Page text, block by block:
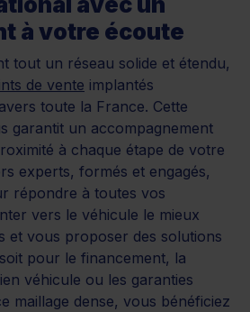
à votre écoute
tout un réseau solide et étendu,
de vente implantés
toute la France. Cette
garantit un accompagnement
à chaque étape de votre
experts, formés et engagés,
répondre à toutes vos
vers le véhicule le mieux
et vous proposer des solutions
pour le financement, la
véhicule ou les garanties
maillage dense, vous bénéficiez